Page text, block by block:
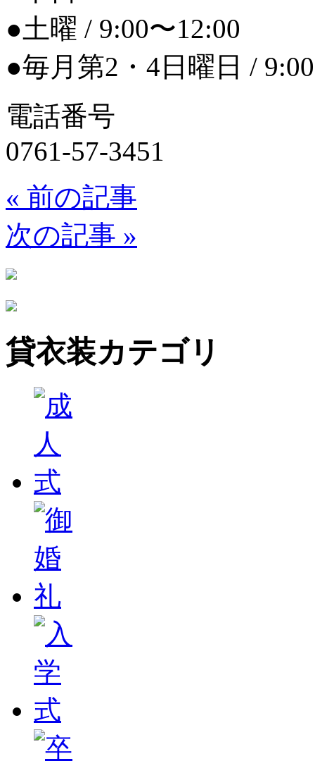
●土曜 / 9:00〜12:00
●毎月第2・4日曜日 /
電話番号
0761-57-3451
« 前の記事
次の記事 »
貸衣装カテゴリ